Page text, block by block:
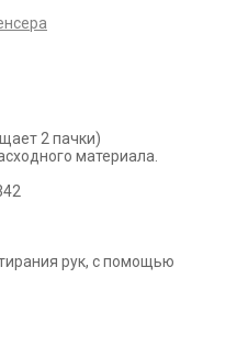
2 пачки)
материала.
рук, с помощью